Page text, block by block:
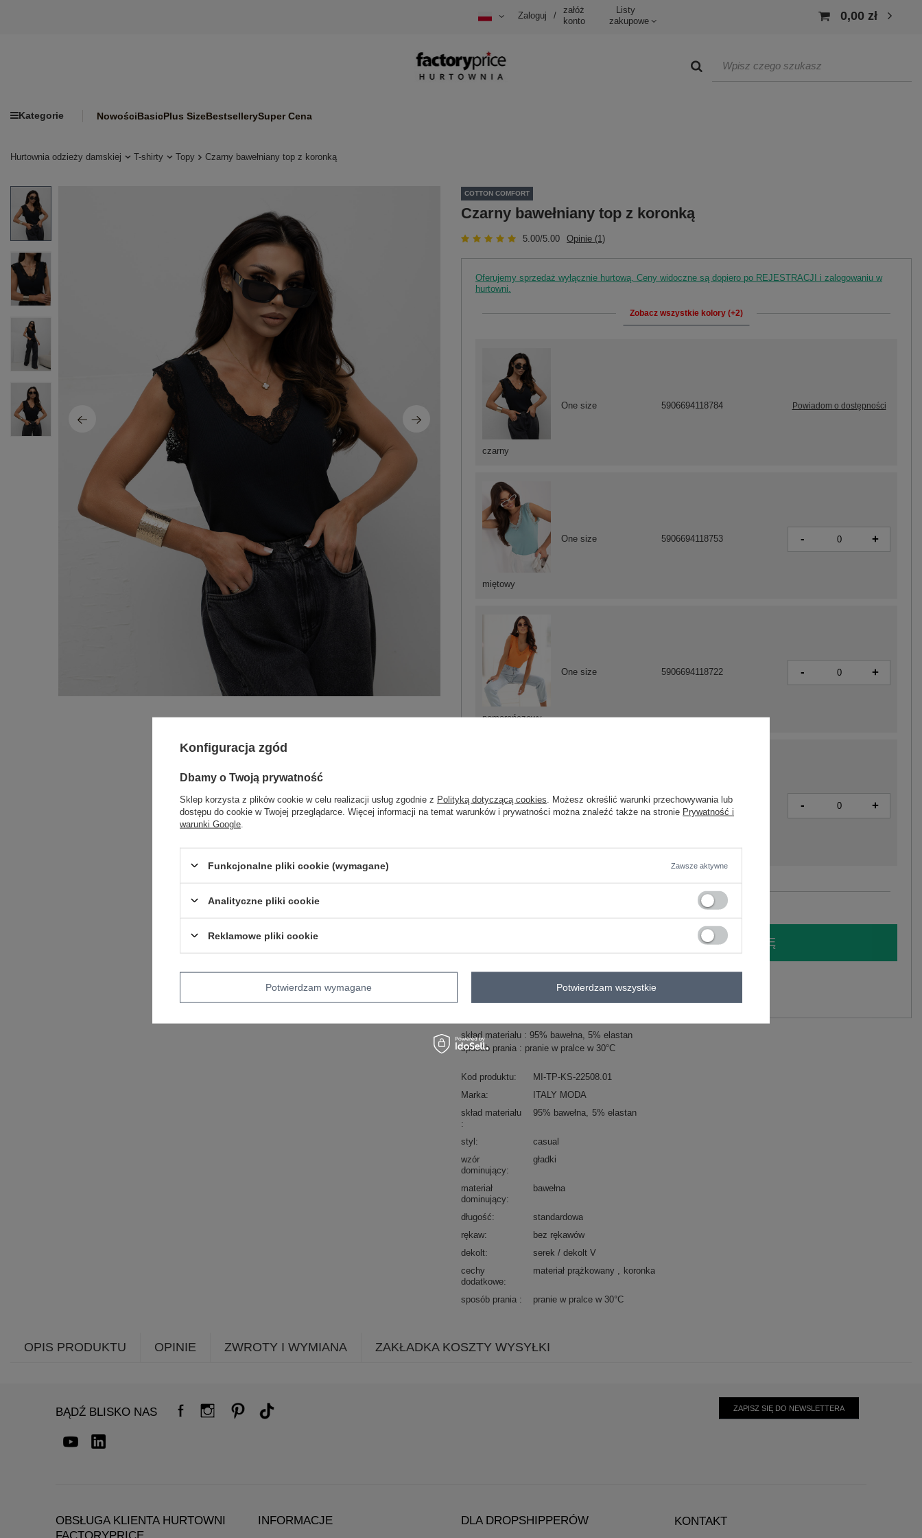
Zaloguj /
załóż
konto
Listy
zakupowe
0,00 zł
Kategorie NowościBasicPlus SizeBestsellerySuper Cena
Hurtownia odzieży damskiej T-shirty Topy Czarny bawełniany top z koronką
COTTON COMFORT
Czarny bawełniany top z koronką
5.00/5.00 Opinie (1)
Oferujemy sprzedaż wyłącznie hurtową. Ceny widoczne są dopiero po REJESTRACJI i zalogowaniu w
hurtowni.
Zobacz wszystkie kolory (+2)
miętowy
One size 5906694118753 - +
pomarańczowy
One size 5906694118722 - +
One size 5906694118746 - +
czarny
One size 5906694118784 Powiadom o dostępności
Zobacz wszystkie kolory (+2)
ZALOGUJ SIĘ I ZOBACZ CENĘ
skład materiału : 95% bawełna, 5% elastan
sposób prania : pranie w pralce w 30°C
Kod produktu
MI-TP-KS-22508.01
Marka
ITALY MODA
skład materiału
95% bawełna 5% elastan
styl
casual
wzór
dominujący
gładki
materiał
dominujący
bawełna
długość
standardowa
rękaw
bez rękawów
dekolt
serek / dekolt V
cechy
dodatkowe
materiał prążkowany koronka
sposób prania pranie w pralce w 30°C
OPIS PRODUKTU OPINIE ZWROTY I WYMIANA ZAKŁADKA KOSZTY WYSYŁKI
BĄDŹ BLISKO NAS ZAPISZ SIĘ DO NEWSLETTERA
OBSŁUGA KLIENTA HURTOWNI
INFORMACJE DLA DROPSHIPPERÓW KONTAKT
Konfiguracja zgód
Dbamy o Twoją prywatność
Sklep korzysta z plików cookie w celu realizacji usług zgodnie z Polityką dotyczącą cookies . Możesz określić warunki przechowywania lub
dostępu do cookie w Twojej przeglądarce. Więcej informacji na temat warunków i prywatności można znaleźć także na stronie Prywatność i
warunki Google
Funkcjonalne pliki cookie (wymagane) Zawsze aktywne
Analityczne pliki cookie
Reklamowe pliki cookie
Potwierdzam wymagane Potwierdzam wszystkie